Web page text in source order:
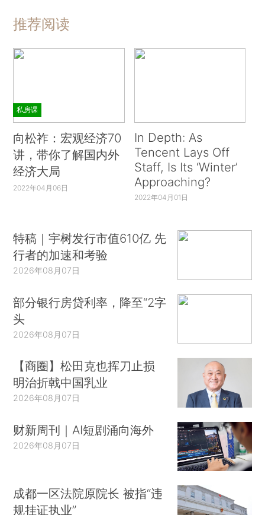
推荐阅读
私房课
向松祚：宏观经济70
讲，带你了解国内外
经济大局
2022年04月06日
In Depth: As
Tencent Lays Off
Staff, Is Its ‘Winter’
Approaching?
2022年04月01日
特稿｜宇树发行市值610亿 先
行者的加速和考验
2026年08月07日
部分银行房贷利率，降至“2字
头
2026年08月07日
【商圈】松田克也挥刀止损
明治折戟中国乳业
2026年08月07日
财新周刊｜AI短剧涌向海外
2026年08月07日
成都一区法院原院长 被指“违
规挂证执业”